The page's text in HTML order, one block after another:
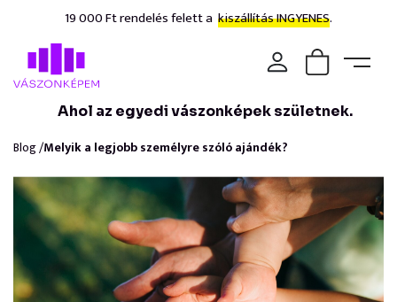
19 000 Ft rendelés felett a kiszállítás INGYENES.
Ahol az egyedi vászonképek születnek.
Blog /Melyik a legjobb személyre szóló ajándék?